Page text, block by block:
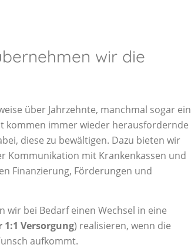
wir die
über Jahrzehnte, manchmal sogar ein
kommen immer wieder herausfordernde
diese zu bewältigen. Dazu bieten wir
Kommunikation mit Krankenkassen und
Finanzierung, Förderungen und
wir bei Bedarf einen Wechsel in eine
Versorgung) realisieren, wenn die
aufkommt.